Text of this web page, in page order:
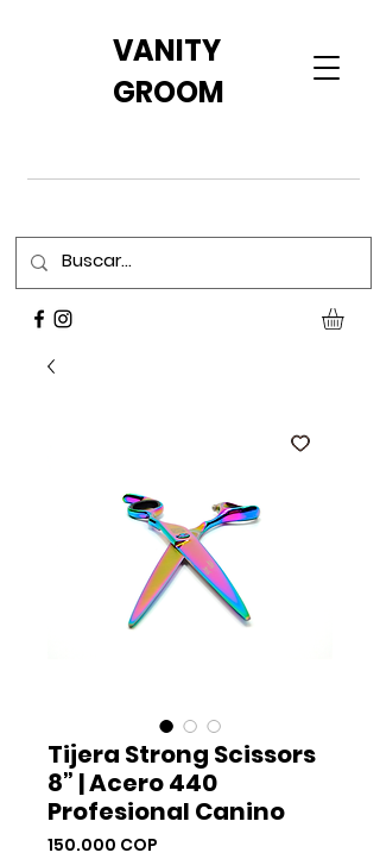
VANITY
GROOM
Tijera Strong Scissors
8” | Acero 440
Profesional Canino
150.000 COP